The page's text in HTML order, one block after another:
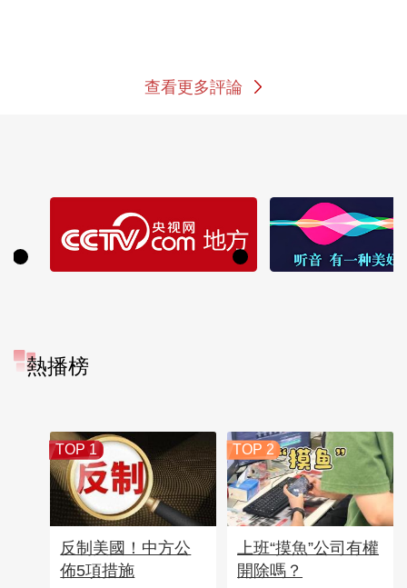
查看更多評論
熱播榜
TOP 1
反制美國！中方公
佈5項措施
TOP 2
上班“摸魚”公司有權
開除嗎？